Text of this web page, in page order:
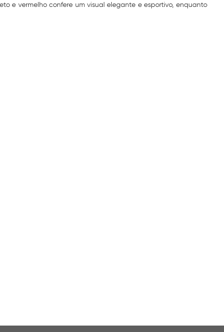
e vermelho confere um visual elegante e esportivo, enquanto